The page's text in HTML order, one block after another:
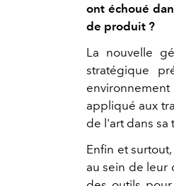
ont échoué
de produit ?
La nouvelle
stratégique
appliqué aux
de l'art dans sa
Enfin et
au sein de leur